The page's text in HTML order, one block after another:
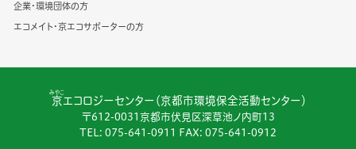
企業・環境団体の方
エコメイト・京エコサポーターの方
京
みやこ
エコロジーセンター（京都市環境保全活動センター）
〒612-0031京都市伏見区深草池ノ内町13
TEL: 075-641-0911 FAX: 075-641-0912